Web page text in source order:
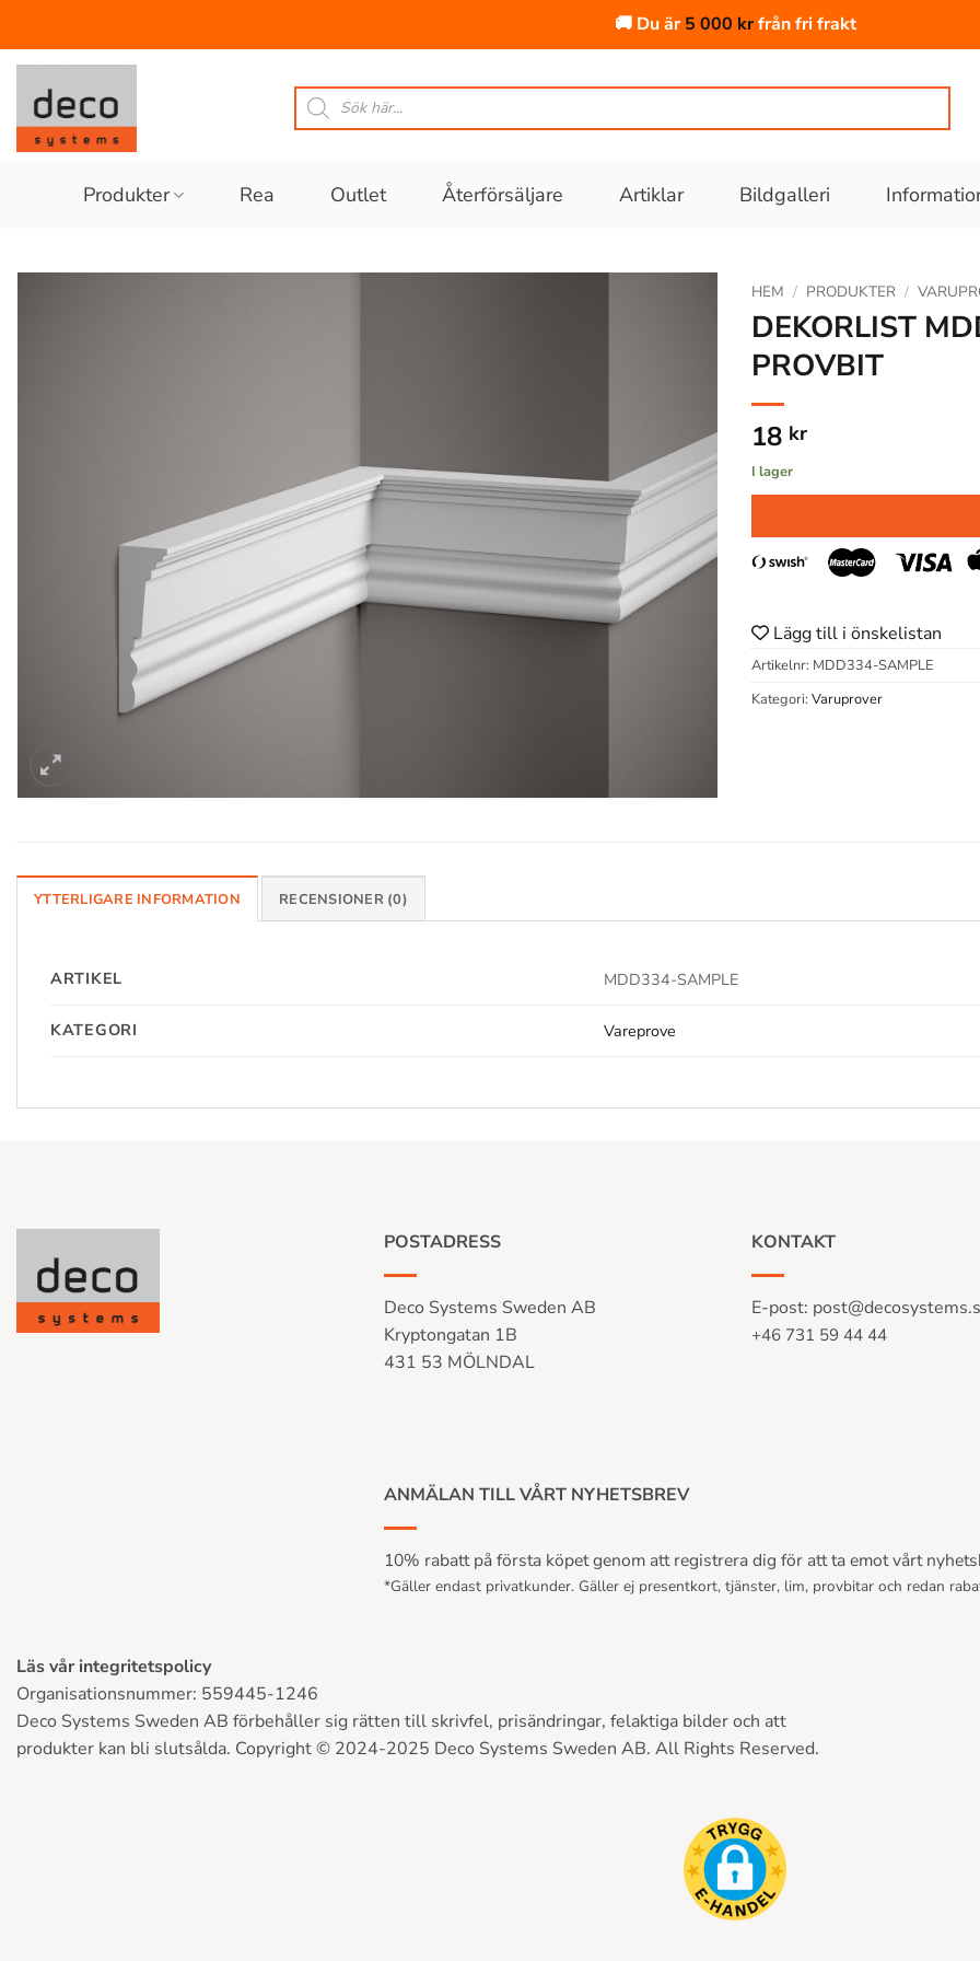
🚚 Du är5 000 krfrån fri frakt
Skip
content
Produktsökning
Produkter Rea Outlet Återförsäljare Artiklar Bildgalleri
HEM / PRODUKTER /
DEKORLIST
PROVBIT
18 kr
I lager
Lägg till i önskelistan
Artikelnr: MDD334-SAMPLE
Kategori: Varuprover
YTTERLIGARE INFORMATION RECENSIONER (0)
ARTIKEL MDD334-SAMPLE
KATEGORI Vareprove
POSTADRESS
Deco Systems Sweden AB
Kryptongatan 1B
431 53 MÖLNDAL
KONTAKT
E-post:
+46 731 59 44 44
ANMÄLAN TILL VÅRT NYHETSBREV
10% rabatt på första köpet genom att registrera dig för att ta emot vårt
*Gäller endast privatkunder. Gäller ej presentkort, tjänster, lim, provbitar och redan
Läs vår integritetspolicy
Organisationsnummer: 559445-1246
Deco Systems Sweden AB förbehåller sig rätten till skrivfel, prisändringar, felaktiga bilder och att
produkter kan bli slutsålda. Copyright © 2024-2025 Deco Systems Sweden AB. All Rights Reserved.